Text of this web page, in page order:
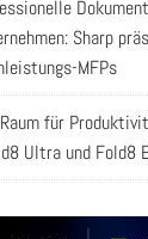
Sharp
MFPs
für
Ultra und Fold8